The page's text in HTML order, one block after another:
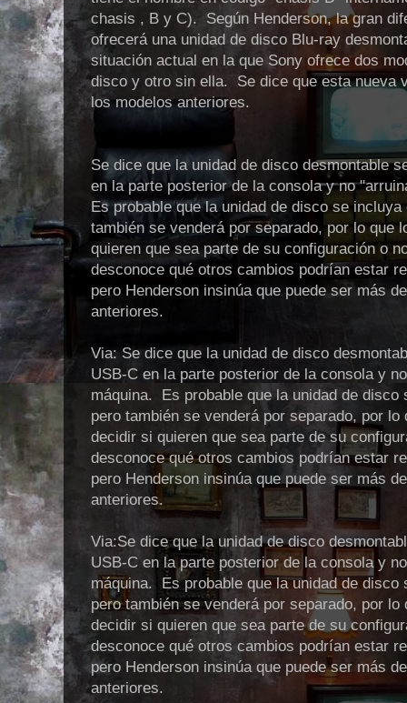
chasis , B y C). Según Henderson, la gran
ofrecerá una unidad de disco Blu-ray
situación actual en la que Sony ofrece dos
disco y otro sin ella. Se dice que esta nueva
los modelos anteriores.
Se dice que la unidad de disco desmontable
en la parte posterior de la consola y no
Es probable que la unidad de disco se
también se venderá por separado, por lo que
quieren que sea parte de su configuración o
desconoce qué otros cambios podrían estar
pero Henderson insinúa que puede ser más
anteriores.
Via: Se dice que la unidad de disco
USB-C en la parte posterior de la consola y
máquina. Es probable que la unidad de disco
pero también se venderá por separado, por lo
decidir si quieren que sea parte de su
desconoce qué otros cambios podrían estar
pero Henderson insinúa que puede ser más
anteriores.
Via:Se dice que la unidad de disco
USB-C en la parte posterior de la consola y
máquina. Es probable que la unidad de disco
pero también se venderá por separado, por lo
decidir si quieren que sea parte de su
desconoce qué otros cambios podrían estar
pero Henderson insinúa que puede ser más
anteriores.